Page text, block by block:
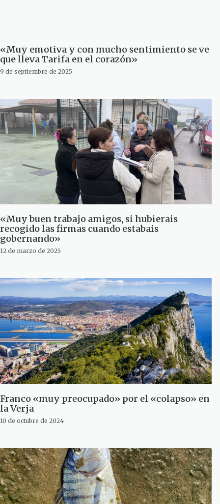
«Muy emotiva y con mucho sentimiento se ve
que lleva Tarifa en el corazón»
9 de septiembre de 2025
«Muy buen trabajo amigos, si hubierais
recogido las firmas cuando estabais
gobernando»
12 de marzo de 2025
Franco «muy preocupado» por el «colapso» en
la Verja
10 de octubre de 2024